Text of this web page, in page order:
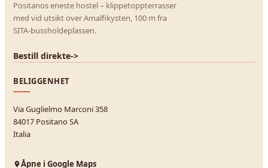
Positanos eneste hostel – klippetoppterrasser
med vid utsikt over Amalfikysten, 100 m fra
SITA-bussholdeplassen.
Bestill direkte->
BELIGGENHET
Via Guglielmo Marconi 358
84017 Positano SA
Italia
Åpne i Google Maps